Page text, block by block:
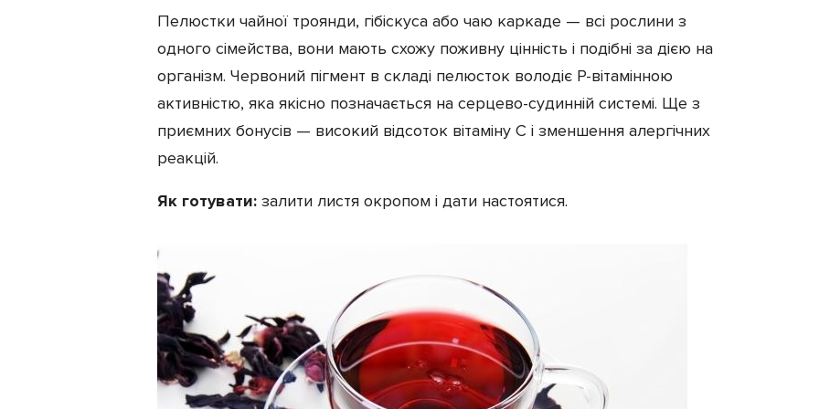
Пелюстки чайної троянди, гібіскуса або чаю каркаде — всі рослини з
одного сімейства, вони мають схожу поживну цінність і подібні за дією на
організм. Червоний пігмент в складі пелюсток володіє Р-вітамінною
активністю, яка якісно позначається на серцево-судинній системі. Ще з
приємних бонусів — високий відсоток вітаміну С і зменшення алергічних
реакцій.
Як готувати: залити листя окропом і дати настоятися.